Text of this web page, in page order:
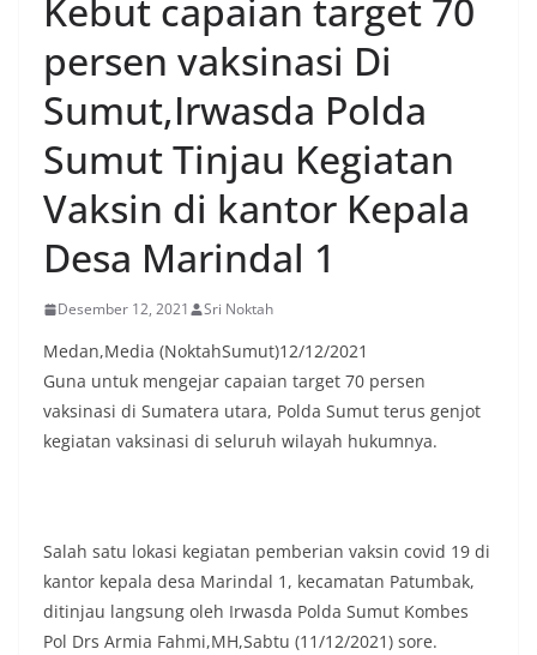
Kebut capaian target 70
persen vaksinasi Di
Sumut,Irwasda Polda
Sumut Tinjau Kegiatan
Vaksin di kantor Kepala
Desa Marindal 1
Desember 12, 2021 Sri Noktah
Medan,Media (NoktahSumut)12/12/2021
Guna untuk mengejar capaian target 70 persen
vaksinasi di Sumatera utara, Polda Sumut terus genjot
kegiatan vaksinasi di seluruh wilayah hukumnya.
Salah satu lokasi kegiatan pemberian vaksin covid 19 di
kantor kepala desa Marindal 1, kecamatan Patumbak,
ditinjau langsung oleh Irwasda Polda Sumut Kombes
Pol Drs Armia Fahmi,MH,Sabtu (11/12/2021) sore.